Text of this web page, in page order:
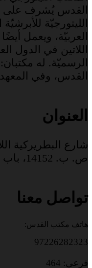
القدس يُشرف على
الليتورجيّة للأبرشيّة
العربيّة، ويعمل
اللاتين في الدول
الرسميّة. له
القدس، وفي المعهد
العنوان
شارع البطريركية
ص. ب. 14152، باب الخليل، القدس 9114101
تواصل معنا
هاتف مكتب القدس:
97226282323
فرعي: 464